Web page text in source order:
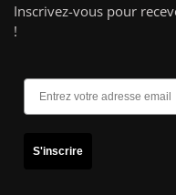
Inscrivez-vous pour
!
S'inscrire